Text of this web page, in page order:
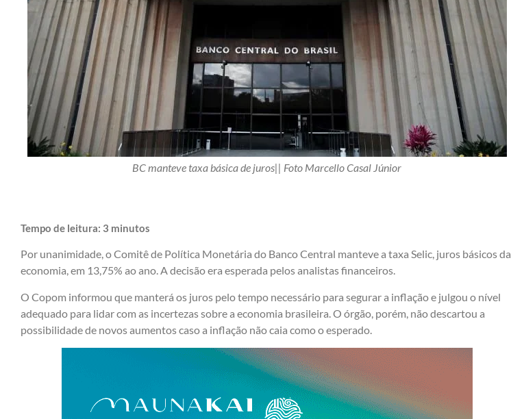
BC manteve taxa básica de juros|| Foto Marcello Casal Júnior
Tempo de leitura: 3 minutos
Por unanimidade, o Comitê de Política Monetária do Banco Central manteve a taxa Selic, juros básicos da
economia, em 13,75% ao ano. A decisão era esperada pelos analistas financeiros.
O Copom informou que manterá os juros pelo tempo necessário para segurar a inflação e julgou o nível
adequado para lidar com as incertezas sobre a economia brasileira. O órgão, porém, não descartou a
possibilidade de novos aumentos caso a inflação não caia como o esperado.